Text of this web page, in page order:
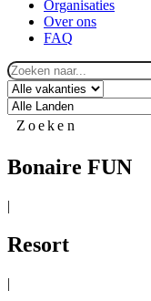
Organisaties
Over ons
FAQ
Zoeken
Bonaire FUN
|
Resort
|